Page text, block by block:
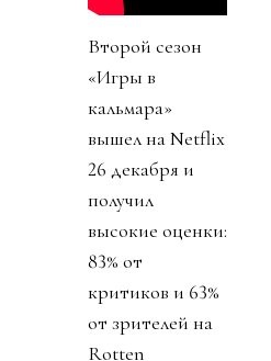
Второй сезон
«Игры в
кальмара»
вышел на Netflix
26 декабря и
получил
высокие оценки:
83% от
критиков и 63%
от зрителей на
Rotten